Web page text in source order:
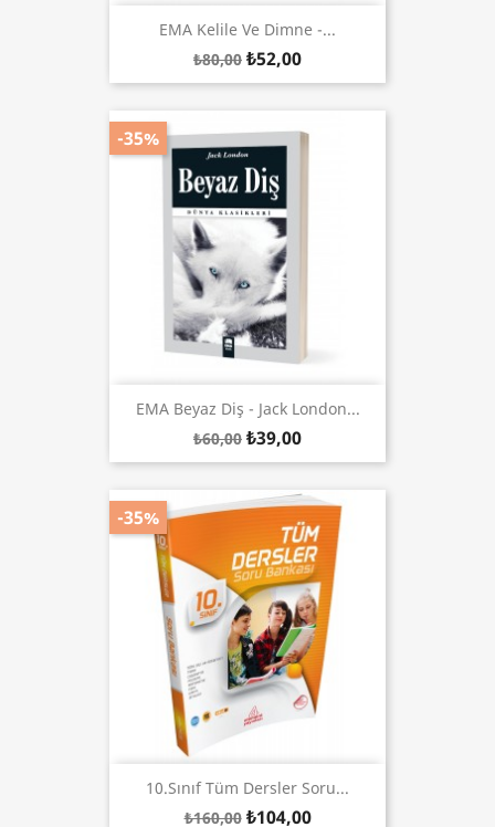
EMA Kelile Ve Dimne -...
₺80,00 ₺52,00
EMA Beyaz Diş - Jack London...
₺60,00 ₺39,00
-35%
10.Sınıf Tüm Dersler Soru...
₺160,00 ₺104,00
-35%